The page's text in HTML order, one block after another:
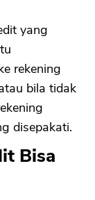
yang
rekening
bila tidak
disepakati.
Bisa